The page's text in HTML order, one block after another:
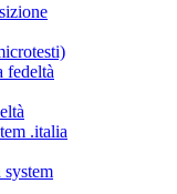
fedeltà
.italia